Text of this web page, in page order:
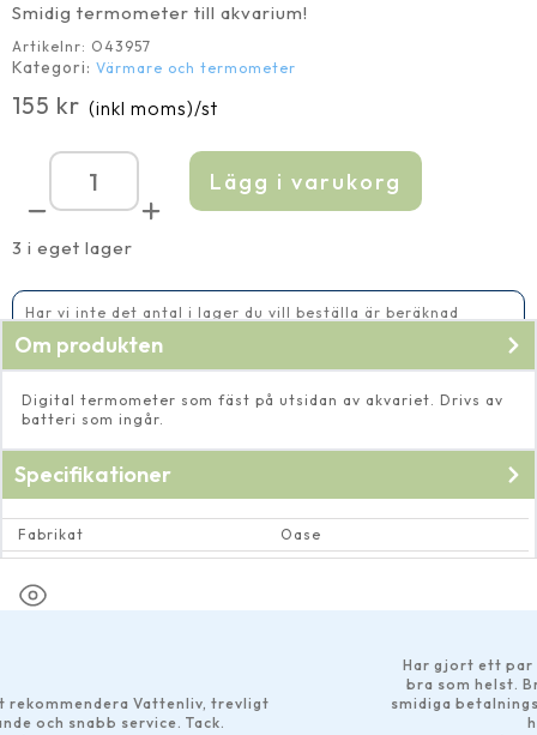
Smidig termometer till akvarium!
Artikelnr: O43957
Kategori: Värmare och termometer
155 kr (inkl moms)/st
3 i eget lager
Digital
termometer
mängd
Lägg i varukorg
Har vi inte det antal i lager du vill beställa är beräknad
Om produkten
Digital termometer som fäst på utsidan av akvariet. Drivs av
batteri som ingår.
Specifikationer
Fabrikat
Oase
Vattenliv, trevligt
snabb service. Tack.
Har gjort ett par
bra som helst. Bra
smidiga
har